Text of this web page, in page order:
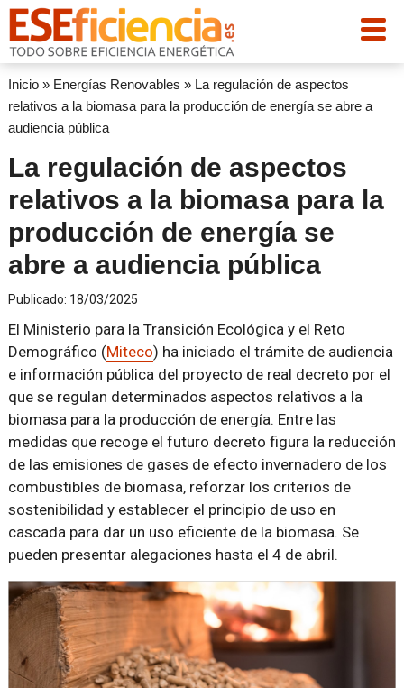
Inicio» Energías Renovables » La regulación de aspectos
relativos a la biomasa para la producción de energía se abre a
audiencia pública
La regulación de aspectos
relativos a la biomasa para la
producción de energía se
abre a audiencia pública
Publicado: 18/03/2025
El Ministerio para la Transición Ecológica y el Reto
Demográfico (Miteco) ha iniciado el trámite de audiencia
e información pública del proyecto de real decreto por el
que se regulan determinados aspectos relativos a la
biomasa para la producción de energía. Entre las
medidas que recoge el futuro decreto figura la reducción
de las emisiones de gases de efecto invernadero de los
combustibles de biomasa, reforzar los criterios de
sostenibilidad y establecer el principio de uso en
cascada para dar un uso eficiente de la biomasa. Se
pueden presentar alegaciones hasta el 4 de abril.